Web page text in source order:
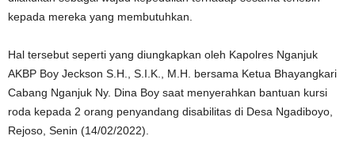
kepada mereka yang membutuhkan.
Hal tersebut seperti yang diungkapkan oleh Kapolres Nganjuk
AKBP Boy Jeckson S.H., S.I.K., M.H. bersama Ketua Bhayangkari
Cabang Nganjuk Ny. Dina Boy saat menyerahkan bantuan kursi
roda kepada 2 orang penyandang disabilitas di Desa Ngadiboyo,
Rejoso, Senin (14/02/2022).